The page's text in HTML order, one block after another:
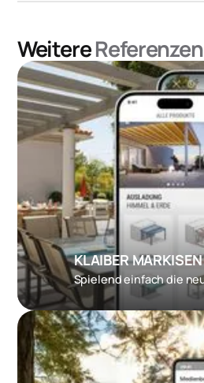
WeitereReferenzen
KLAIBER MARKISEN